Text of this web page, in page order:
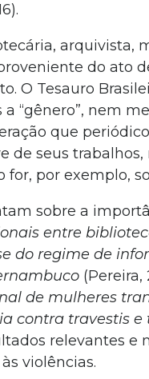
arquivista,
do ato
O Tesauro
“gênero”, nem
que
de seus
for, por exemplo,
sobre a
entre
do regime de
(Pereira,
de mulheres
contra travestis e
relevantes e
violências.